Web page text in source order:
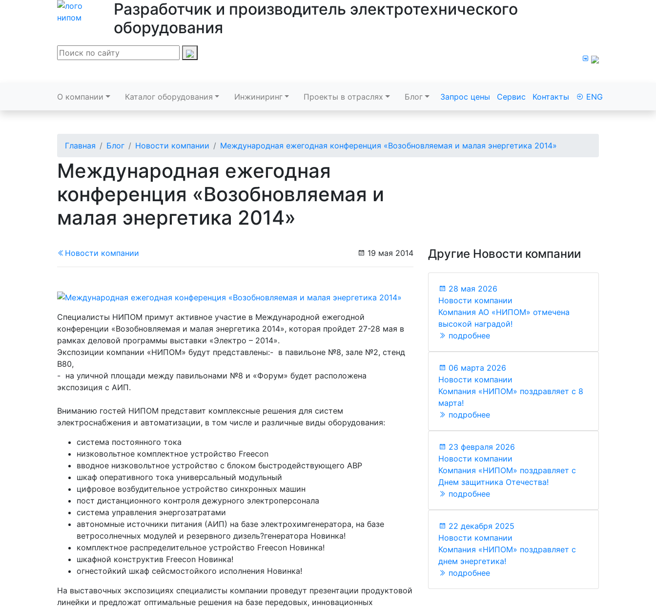
Разработчик и производитель электротехнического
оборудования
О компании Каталог оборудования Инжиниринг Проекты в отраслях Блог Запрос цены Сервис Контакты ENG
Главная Блог Новости компании Международная ежегодная конференция «Возобновляемая и малая энергетика 2014»
Международная ежегодная
конференция «Возобновляемая и
малая энергетика 2014»
Новости компании 19 мая 2014
Специалисты НИПОМ примут активное участие в Международной ежегодной
конференции «Возобновляемая и малая энергетика 2014», которая пройдет 27-28 мая в
рамках деловой программы выставки «Электро – 2014».
Экспозиции компании «НИПОМ» будут представлены:- в павильоне №8, зале №2, стенд
B80,
- на уличной площади между павильонами №8 и «Форум» будет расположена
экспозиция с АИП.
Вниманию гостей НИПОМ представит комплексные решения для систем
электроснабжения и автоматизации, в том числе и различные виды оборудования:
система постоянного тока
низковольтное комплектное устройство Freecon
вводное низковольтное устройство с блоком быстродействующего АВР
шкаф оперативного тока универсальный модульный
цифровое возбудительное устройство синхронных машин
пост дистанционного контроля дежурного электроперсонала
система управления энергозатратами
автономные источники питания (АИП) на базе электрохимгенератора, на базе
ветросолнечных модулей и резервного дизель?генератора Новинка!
комплектное распределительное устройство Freecon Новинка!
шкафной конструктив Freecon Новинка!
огнестойкий шкаф сейсмостойкого исполнения Новинка!
На выставочных экспозициях специалисты компании проведут презентации продуктовой
линейки и предложат оптимальные решения на базе передовых, инновационных
Другие Новости компании
28 мая 2026
Новости компании
Компания АО «НИПОМ» отмечена
высокой наградой!
подробнее
06 марта 2026
Новости компании
Компания «НИПОМ» поздравляет с 8
марта!
подробнее
23 февраля 2026
Новости компании
Компания «НИПОМ» поздравляет с
Днем защитника Отечества!
подробнее
22 декабря 2025
Новости компании
Компания «НИПОМ» поздравляет с
днем энергетика!
подробнее